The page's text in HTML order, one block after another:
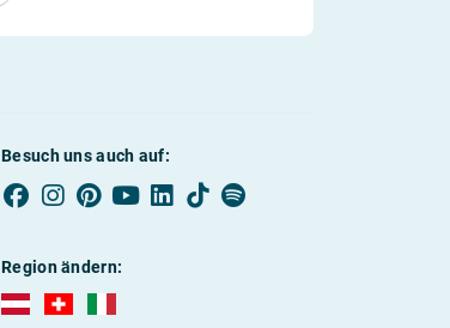
Besuch uns auch auf:
Region ändern:
AUBI-plus Österreich (deutsch)